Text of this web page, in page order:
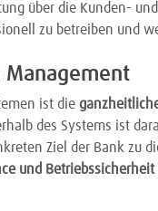
über die Kunden-
zu betreiben und
Management
ist die
des Systems ist
Ziel der Bank zu
und Betriebssicherheit